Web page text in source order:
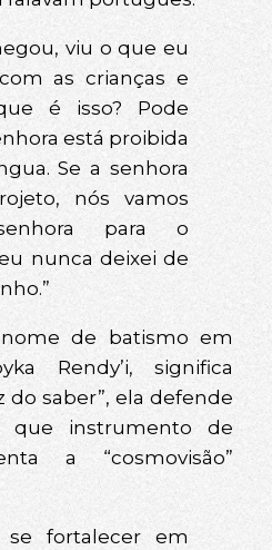
viu o que eu
as crianças e
é isso? Pode
está proibida
Se a senhora
nós vamos
para o
nunca deixei de
de batismo em
Rendy’i, significa
do saber”, ela defende
instrumento de
a “cosmovisão”
se fortalecer em